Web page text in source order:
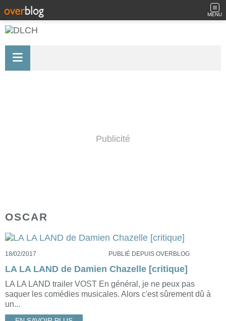
MENU
Publicité
OSCAR
18/02/2017 PUBLIÉ DEPUIS OVERBLOG
LA LA LAND de Damien Chazelle [critique]
LA LA LAND trailer VOST En général, je ne peux pas
saquer les comédies musicales. Alors c'est sûrement dû à
un...